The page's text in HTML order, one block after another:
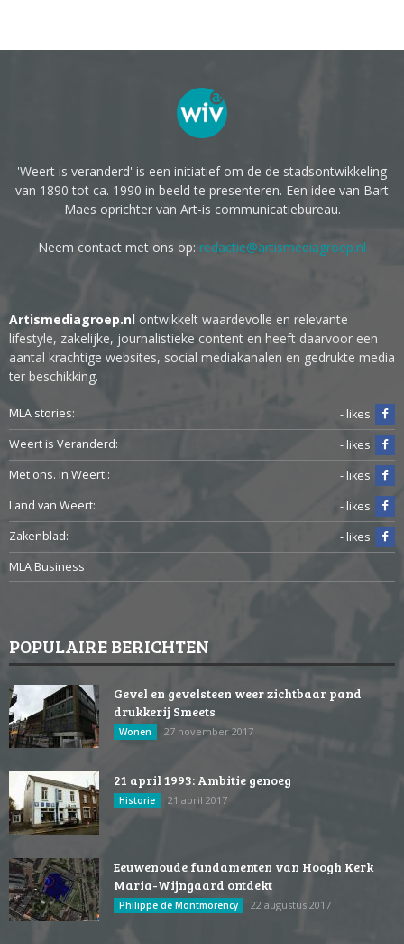
'Weert is veranderd' is een initiatief om de de stadsontwikkeling
van 1890 tot ca. 1990 in beeld te presenteren. Een idee van Bart
Maes oprichter van Art-is communicatiebureau.
Neem contact met ons op: redactie@artismediagroep.nl
Artismediagroep.nl ontwikkelt waardevolle en relevante
lifestyle, zakelijke, journalistieke content en heeft daarvoor een
aantal krachtige websites, social mediakanalen en gedrukte media
ter beschikking.
MLA stories:
- likes
Weert is Veranderd:
- likes
Met ons. In Weert.:
- likes
Land van Weert:
- likes
Zakenblad:
- likes
MLA Business
POPULAIRE BERICHTEN
Gevel en gevelsteen weer zichtbaar pand
drukkerij Smeets
Wonen 27 november 2017
21 april 1993: Ambitie genoeg
Historie 21 april 2017
Eeuwenoude fundamenten van Hoogh Kerk
Maria-Wijngaard ontdekt
Philippe de Montmorency 22 augustus 2017